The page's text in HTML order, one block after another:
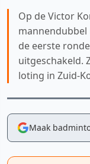
Op de Victor
mannendubbel
de eerste
uitgeschakeld.
loting in Zuid-
Maak